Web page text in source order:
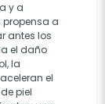
y a
propensa a
antes los
el daño
la
el
piel